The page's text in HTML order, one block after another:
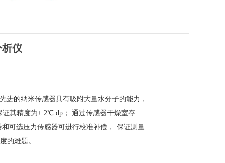
仪
进的纳米传感器具有吸附大量水分子的能力，
其精度为± 2℃ dp； 通过传感器干燥室存
可选压力传感器可进行校准补偿， 保证测量
的难题。